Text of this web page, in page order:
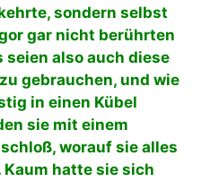
sondern selbst
gar nicht berührten
seien also auch diese
gebrauchen, und wie
in einen Kübel
sie mit einem
worauf sie alles
hatte sie sich